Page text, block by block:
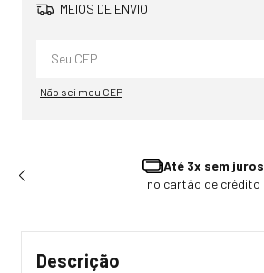
MEIOS DE ENVIO
Não sei meu CEP
Até 3x sem juros
no cartão de crédito
Descrição